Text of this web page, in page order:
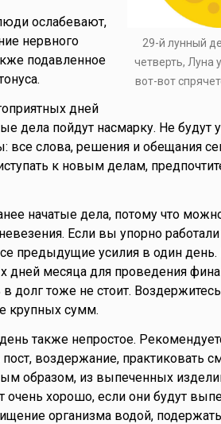
29-й лунный
четверть, Луна
вот-вот
ослабевают,
нервного
подавленное
дней
дела пойдут насмарку. Не будут
все слова, решения и обещания
к новым делам,
начатые дела, потому что
Если вы упорно
предыдущие усилия в один
дней месяца для проведения
долг тоже не стоит.
крупных сумм.
также непростое.
воздержание, практиковать
образом, из выпеченных
очень хорошо, если они будут
организма водой,